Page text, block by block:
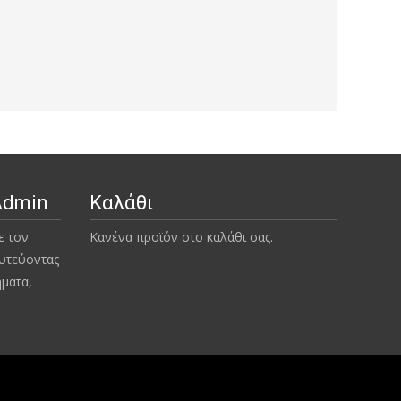
τον
Καλάθι
Κανένα προϊόν στο καλάθι σας.